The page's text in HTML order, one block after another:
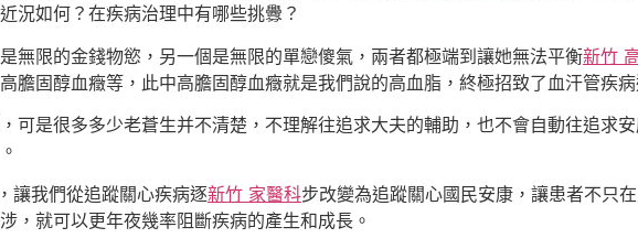
況如何？在疾病治理中有哪些挑釁？
無限的金錢物慾，另一個是無限的單戀傻氣，兩者都極端到讓她無法平衡新竹
膽固醇血癥等，此中高膽固醇血癥就是我們說的高血脂，終極招致了血汗管疾病
可是很多多少老蒼生并不清楚，不理解往追求大夫的輔助，也不會自動往追求
讓我們從追蹤關心疾病逐新竹 家醫科步改變為追蹤關心國民安康，讓患者不只
，就可以更年夜幾率阻斷疾病的產生和成長。